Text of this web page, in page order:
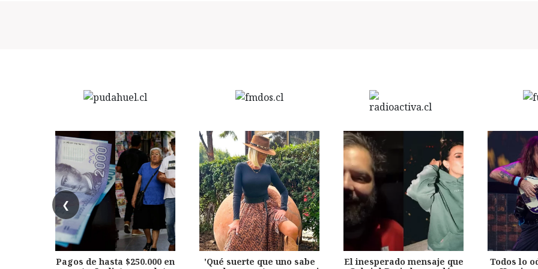
❮
Pagos de hasta $250.000 en
'Qué suerte que uno sabe
El inesperado mensaje que
Todos lo